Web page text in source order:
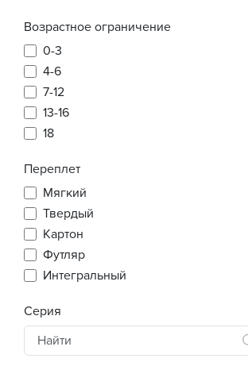
Возрастное ограничение
0-3
4-6
7-12
13-16
18
Переплет
Мягкий
Твердый
Картон
Футляр
Интегральный
Серия